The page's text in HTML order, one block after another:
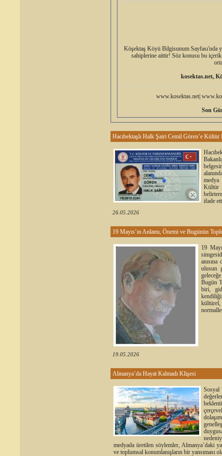
Köşektaş Köyü Bilgisunum Sayfası'nda
sahiplerine aittir! Söz konusu bu
kosektas.net,
www.kosektas.net|
Son
Hacıbektaşlı Halk Şairi Cemil Gören’e Kültür
medya
Kültür
ifade
26.05.2026
19 Mayıs’ın Anlamı, Önemi ve Bugünün
19
ulusun
Bugün
biri,
19.05.2026
Almanya’da Hayat Kalmadı Klişesi
Sosyal
medyada üretilen söylemler, Almanya’daki
ve toplumsal konumlanışların bir yansıması